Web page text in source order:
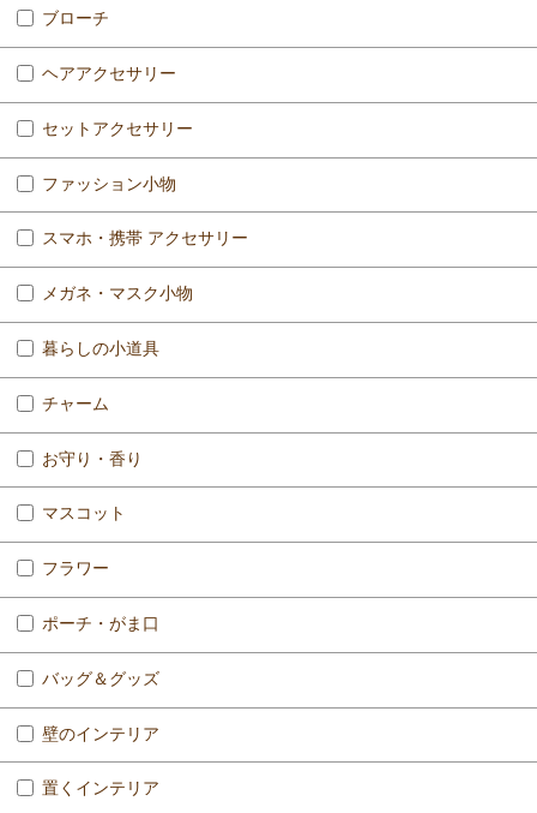
ブローチ
ヘアアクセサリー
セットアクセサリー
ファッション小物
スマホ・携帯 アクセサリー
メガネ・マスク小物
暮らしの小道具
チャーム
お守り・香り
マスコット
フラワー
ポーチ・がま口
バッグ＆グッズ
壁のインテリア
置くインテリア